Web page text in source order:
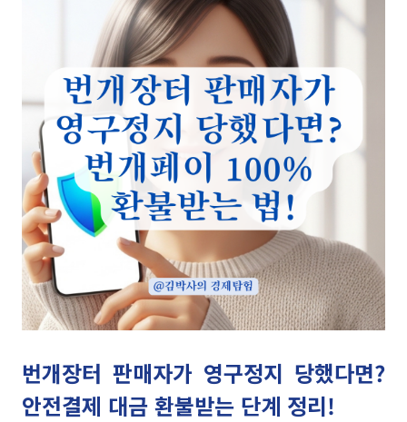
번개장터 판매자가 영구정지 당했다면?
안전결제 대금 환불받는 단계 정리!